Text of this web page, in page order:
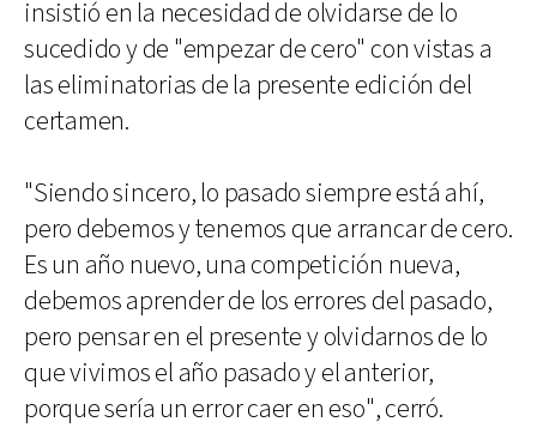
insistió en la necesidad de olvidarse de lo
sucedido y de "empezar de cero" con vistas a
las eliminatorias de la presente edición del
certamen.
"Siendo sincero, lo pasado siempre está ahí,
pero debemos y tenemos que arrancar de cero.
Es un año nuevo, una competición nueva,
debemos aprender de los errores del pasado,
pero pensar en el presente y olvidarnos de lo
que vivimos el año pasado y el anterior,
porque sería un error caer en eso", cerró.